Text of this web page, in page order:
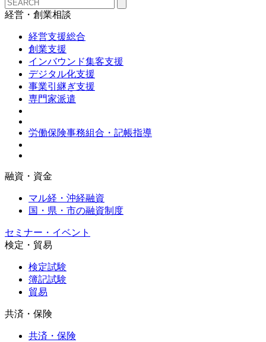
経営・創業相談
経営支援総合
創業支援
インバウンド集客支援
デジタル化支援
事業引継ぎ支援
専門家派遣
労働保険事務組合・記帳指導
融資・資金
マル経・沖経融資
国・県・市の融資制度
セミナー・イベント
検定・貿易
検定試験
簿記試験
貿易
共済・保険
共済・保険